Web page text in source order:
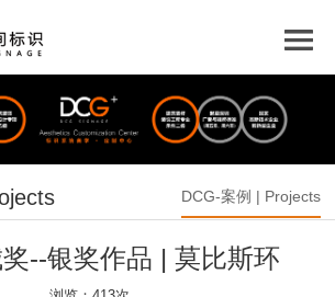
DCG-案例 | Projects
--银奖作品 | 莫比斯环